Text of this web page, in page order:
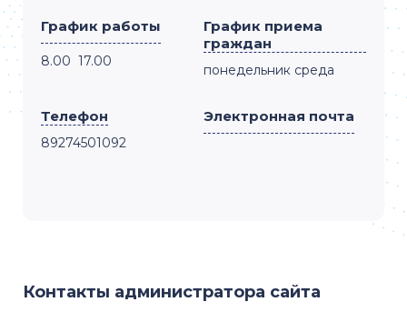
График работы
8.00 17.00
График приема
граждан
понедельник среда
Телефон
89274501092
Электронная почта
Контакты администратора сайта